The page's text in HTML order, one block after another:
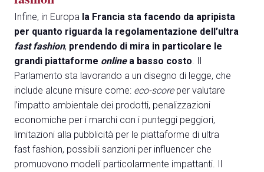
Infine, in Europa la Francia sta facendo da apripista
per quanto riguarda la regolamentazione dell’ultra
fast fashion, prendendo di mira in particolare le
grandi piattaforme onlinea basso costo. Il
Parlamento sta lavorando a un disegno di legge, che
include alcune misure come: eco-scoreper valutare
l’impatto ambientale dei prodotti, penalizzazioni
economiche per i marchi con i punteggi peggiori,
limitazioni alla pubblicità per le piattaforme di ultra
fast fashion, possibili sanzioni per influencer che
promuovono modelli particolarmente impattanti. Il